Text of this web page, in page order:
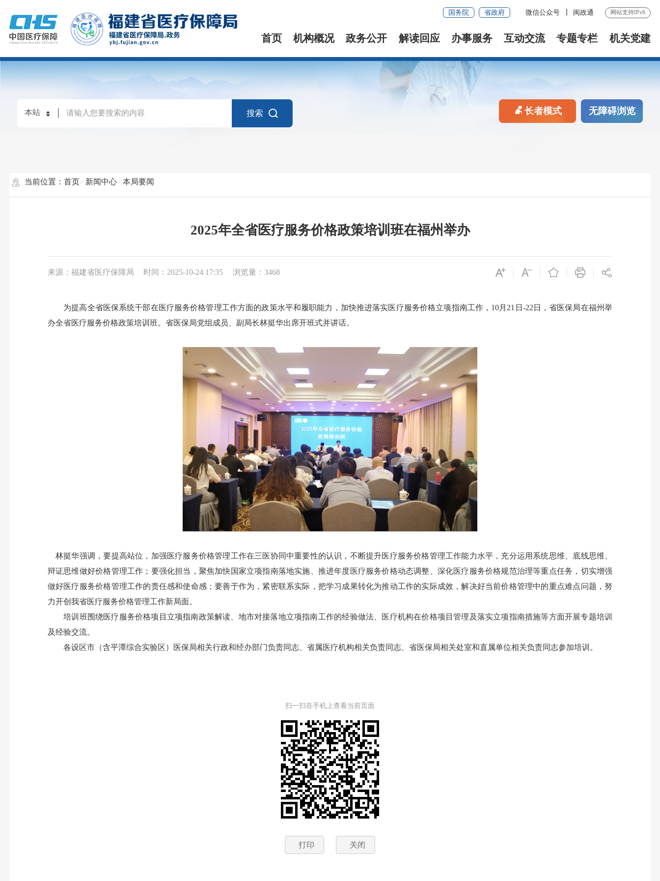
国务院 省政府 微信公众号 闽政通 网站支持IPv6
首页 机构概况 政务公开 解读回应 办事服务 互动交流 专题专栏 机关党建
搜索 长者模式 无障碍浏览
当前位置： 首页 新闻中心 本局要闻
2025年全省医疗服务价格政策培训班在福州举办
来源：福建省医疗保障局 时间：2025-10-24 17:35 浏览量：3468
为提高全省医保系统干部在医疗服务价格管理工作方面的政策水平和履职能力，加快推进落实医疗服务价格立项指南工作，10月21日-22日，省医保局在福州举
办全省医疗服务价格政策培训班。省医保局党组成员、副局长林挺华出席开班式并讲话。
林挺华强调，要提高站位，加强医疗服务价格管理工作在三医协同中重要性的认识，不断提升医疗服务价格管理工作能力水平，充分运用系统思维、底线思维、
辩证思维做好价格管理工作；要强化担当，聚焦加快国家立项指南落地实施、推进年度医疗服务价格动态调整、深化医疗服务价格规范治理等重点任务，切实增强
做好医疗服务价格管理工作的责任感和使命感；要善于作为，紧密联系实际，把学习成果转化为推动工作的实际成效，解决好当前价格管理中的重点难点问题，努
力开创我省医疗服务价格管理工作新局面。
培训班围绕医疗服务价格项目立项指南政策解读、地市对接落地立项指南工作的经验做法、医疗机构在价格项目管理及落实立项指南措施等方面开展专题培训
及经验交流。
各设区市（含平潭综合实验区）医保局相关行政和经办部门负责同志、省属医疗机构相关负责同志、省医保局相关处室和直属单位相关负责同志参加培训。
扫一扫在手机上查看当前页面
打印 关闭